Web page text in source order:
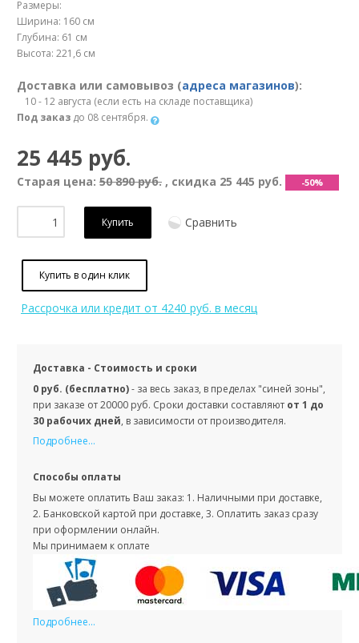
Размеры:
Ширина: 160 см
Глубина: 61 см
Высота: 221,6 см
Доставка или самовывоз (адреса магазинов):
10 - 12 августа (если есть на складе поставщика)
Под заказ до 08 сентября.
25 445 руб.
Старая цена: 50 890 руб. , скидка 25 445 руб. -50%
Купить Сравнить
Купить в один клик
Рассрочка или кредит от 4240 руб. в месяц
Доставка - Стоимость и сроки
0 руб. (бесплатно)- за весь заказ, в пределах "синей зоны",
при заказе от 20000 руб. Сроки доставки составляют от 1 до
30 рабочих дней, в зависимости от производителя.
Подробнее...
Способы оплаты
Вы можете оплатить Ваш заказ: 1. Наличными при доставке,
2. Банковской картой при доставке, 3. Оплатить заказ сразу
при оформлении онлайн.
Мы принимаем к оплате
Подробнее...